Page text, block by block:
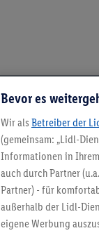
Bevor es
Wir als Betreiber der
(gemeinsam: „Lidl-
Informationen in
auch durch Partner (u.a.
Partner) - für
außerhalb der Lidl-
eigene Werbung